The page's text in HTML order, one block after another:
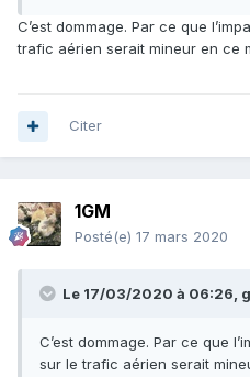
C’est dommage. Par ce que
trafic aérien serait mineur en ce
Citer
1GM
Posté(e) 17 mars 2020
Le 17/03/2020 à 06:26,
C’est dommage. Par ce que
sur le trafic aérien serait